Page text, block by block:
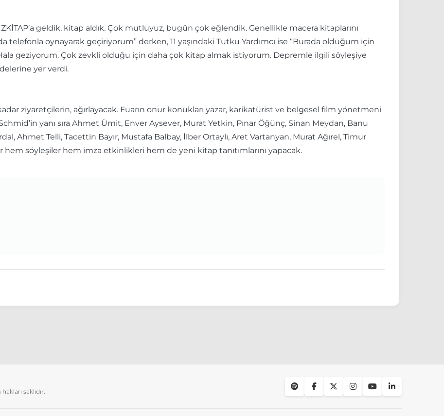
geldik, kitap aldık. Çok mutluyuz, bugün çok eğlendik. Genellikle macera kitaplarını
telefonla oynayarak geçiriyorum” derken, 11 yaşındaki Tutku Yardımcı ise “Burada olduğum için
geziyorum. Çok zevkli olduğu için daha çok kitap almak istiyorum. Depremle ilgili söyleşiye
yer verdi.
kadar ziyaretçilerin, ağırlayacak. Fuarın onur konukları yazar, karikatürist ve belgesel film yönetmeni
yanı sıra Ahmet Ümit, Enver Aysever, Murat Yetkin, Pınar Öğünç, Sinan Meydan, Banu
Ahmet Telli, Tacettin Bayır, Mustafa Balbay, İlber Ortaylı, Aret Vartanyan, Murat Ağırel, Timur
hem söyleşiler hem imza etkinlikleri hem de yeni kitap tanıtımlarını yapacak.
saklıdır.